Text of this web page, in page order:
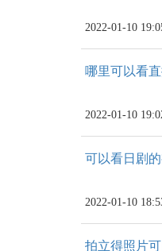
2022-01-10
哪里可以看
2022-01-10
可以看日剧
2022-01-10
拍立得照片